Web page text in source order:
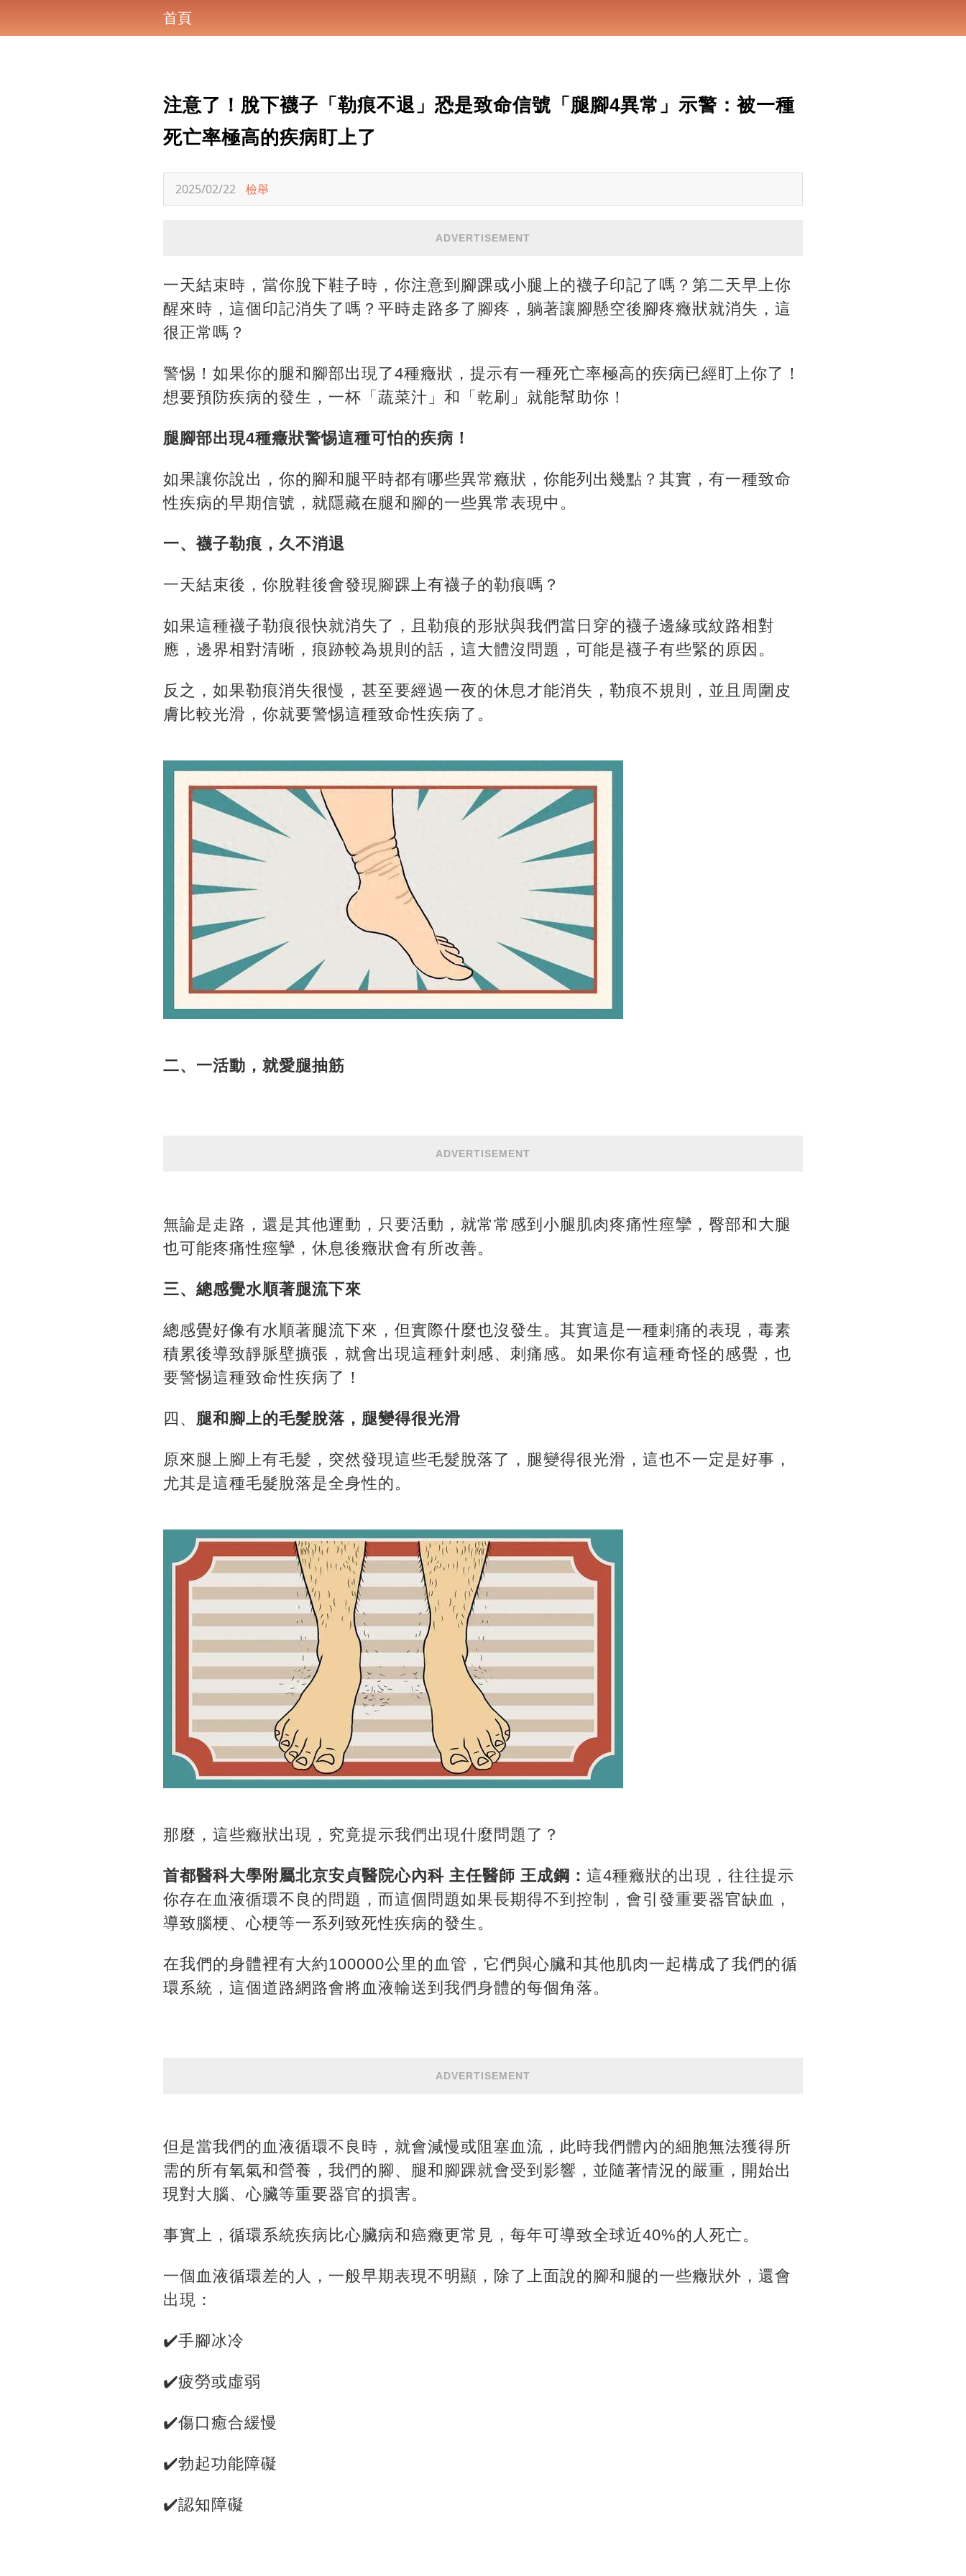
首頁
注意了！脫下襪子「勒痕不退」恐是致命信號「腿腳4異常」示警：被一種
死亡率極高的疾病盯上了
2025/02/22 檢舉
ADVERTISEMENT
一天結束時，當你脫下鞋子時，你注意到腳踝或小腿上的襪子印記了嗎？第二天早上你
醒來時，這個印記消失了嗎？平時走路多了腳疼，躺著讓腳懸空後腳疼癥狀就消失，這
很正常嗎？
警惕！如果你的腿和腳部出現了4種癥狀，提示有一種死亡率極高的疾病已經盯上你了！
想要預防疾病的發生，一杯「蔬菜汁」和「乾刷」就能幫助你！
腿腳部出現4種癥狀警惕這種可怕的疾病！
如果讓你說出，你的腳和腿平時都有哪些異常癥狀，你能列出幾點？其實，有一種致命
性疾病的早期信號，就隱藏在腿和腳的一些異常表現中。
一、襪子勒痕，久不消退
一天結束後，你脫鞋後會發現腳踝上有襪子的勒痕嗎？
如果這種襪子勒痕很快就消失了，且勒痕的形狀與我們當日穿的襪子邊緣或紋路相對
應，邊界相對清晰，痕跡較為規則的話，這大體沒問題，可能是襪子有些緊的原因。
反之，如果勒痕消失很慢，甚至要經過一夜的休息才能消失，勒痕不規則，並且周圍皮
膚比較光滑，你就要警惕這種致命性疾病了。
二、一活動，就愛腿抽筋
ADVERTISEMENT
無論是走路，還是其他運動，只要活動，就常常感到小腿肌肉疼痛性痙攣，臀部和大腿
也可能疼痛性痙攣，休息後癥狀會有所改善。
三、總感覺水順著腿流下來
總感覺好像有水順著腿流下來，但實際什麼也沒發生。其實這是一種刺痛的表現，毒素
積累後導致靜脈壁擴張，就會出現這種針刺感、刺痛感。如果你有這種奇怪的感覺，也
要警惕這種致命性疾病了！
四、 腿和腳上的毛髮脫落，腿變得很光滑
原來腿上腳上有毛髮，突然發現這些毛髮脫落了，腿變得很光滑，這也不一定是好事，
尤其是這種毛髮脫落是全身性的。
那麼，這些癥狀出現，究竟提示我們出現什麼問題了？
首都醫科大學附屬北京安貞醫院心內科 主任醫師 王成鋼： 這4種癥狀的出現，往往提示
你存在血液循環不良的問題，而這個問題如果長期得不到控制，會引發重要器官缺血，
導致腦梗、心梗等一系列致死性疾病的發生。
在我們的身體裡有大約100000公里的血管，它們與心臟和其他肌肉一起構成了我們的循
環系統，這個道路網路會將血液輸送到我們身體的每個角落。
ADVERTISEMENT
但是當我們的血液循環不良時，就會減慢或阻塞血流，此時我們體內的細胞無法獲得所
需的所有氧氣和營養，我們的腳、腿和腳踝就會受到影響，並隨著情況的嚴重，開始出
現對大腦、心臟等重要器官的損害。
事實上，循環系統疾病比心臟病和癌癥更常見，每年可導致全球近40%的人死亡。
一個血液循環差的人，一般早期表現不明顯，除了上面說的腳和腿的一些癥狀外，還會
出現：
✔️手腳冰冷
✔️疲勞或虛弱
✔️傷口癒合緩慢
✔️勃起功能障礙
✔️認知障礙